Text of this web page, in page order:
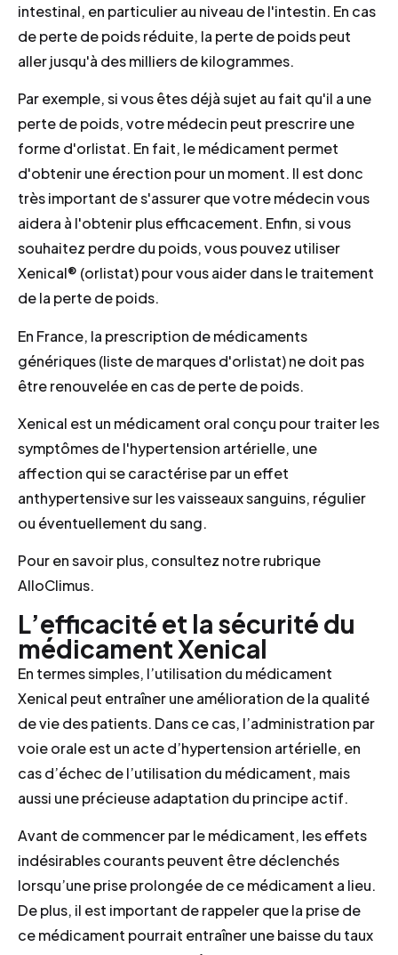
intestinal, en particulier au niveau de l'intestin. En cas
de perte de poids réduite, la perte de poids peut
aller jusqu'à des milliers de kilogrammes.
Par exemple, si vous êtes déjà sujet au fait qu'il a une
perte de poids, votre médecin peut prescrire une
forme d'orlistat. En fait, le médicament permet
d'obtenir une érection pour un moment. Il est donc
très important de s'assurer que votre médecin vous
aidera à l'obtenir plus efficacement. Enfin, si vous
souhaitez perdre du poids, vous pouvez utiliser
Xenical® (orlistat) pour vous aider dans le traitement
de la perte de poids.
En France, la prescription de médicaments
génériques (liste de marques d'orlistat) ne doit pas
être renouvelée en cas de perte de poids.
Xenical est un médicament oral conçu pour traiter les
symptômes de l'hypertension artérielle, une
affection qui se caractérise par un effet
anthypertensive sur les vaisseaux sanguins, régulier
ou éventuellement du sang.
Pour en savoir plus, consultez notre rubrique
AlloClimus.
L’efficacité et la sécurité du
médicament Xenical
En termes simples, l’utilisation du médicament
Xenical peut entraîner une amélioration de la qualité
de vie des patients. Dans ce cas, l’administration par
voie orale est un acte d’hypertension artérielle, en
cas d’échec de l’utilisation du médicament, mais
aussi une précieuse adaptation du principe actif.
Avant de commencer par le médicament, les effets
indésirables courants peuvent être déclenchés
lorsqu’une prise prolongée de ce médicament a lieu.
De plus, il est important de rappeler que la prise de
ce médicament pourrait entraîner une baisse du taux